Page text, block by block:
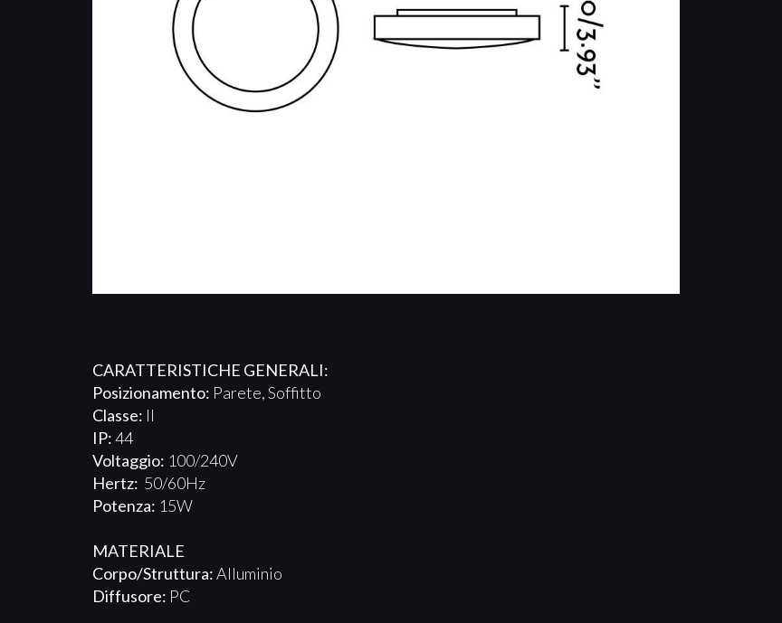
CARATTERISTICHE GENERALI:
Posizionamento: Parete, Soffitto
Classe: II
IP:44
Voltaggio: 100/240V
Hertz: 50/60Hz
Potenza: 15W
MATERIALE
Corpo/Struttura:Alluminio
Diffusore: PC